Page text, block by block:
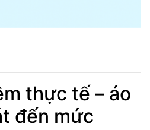
thực tế – áo
đến mức